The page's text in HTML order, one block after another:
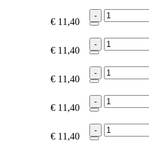
€ 11,40
-
€ 11,40
-
€ 11,40
-
€ 11,40
-
€ 11,40
-